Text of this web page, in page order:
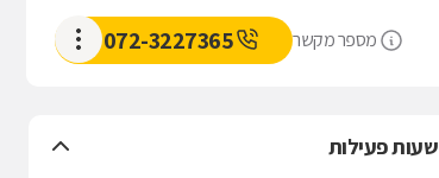
מספר מקשר 072-3227365
שעות פעילות